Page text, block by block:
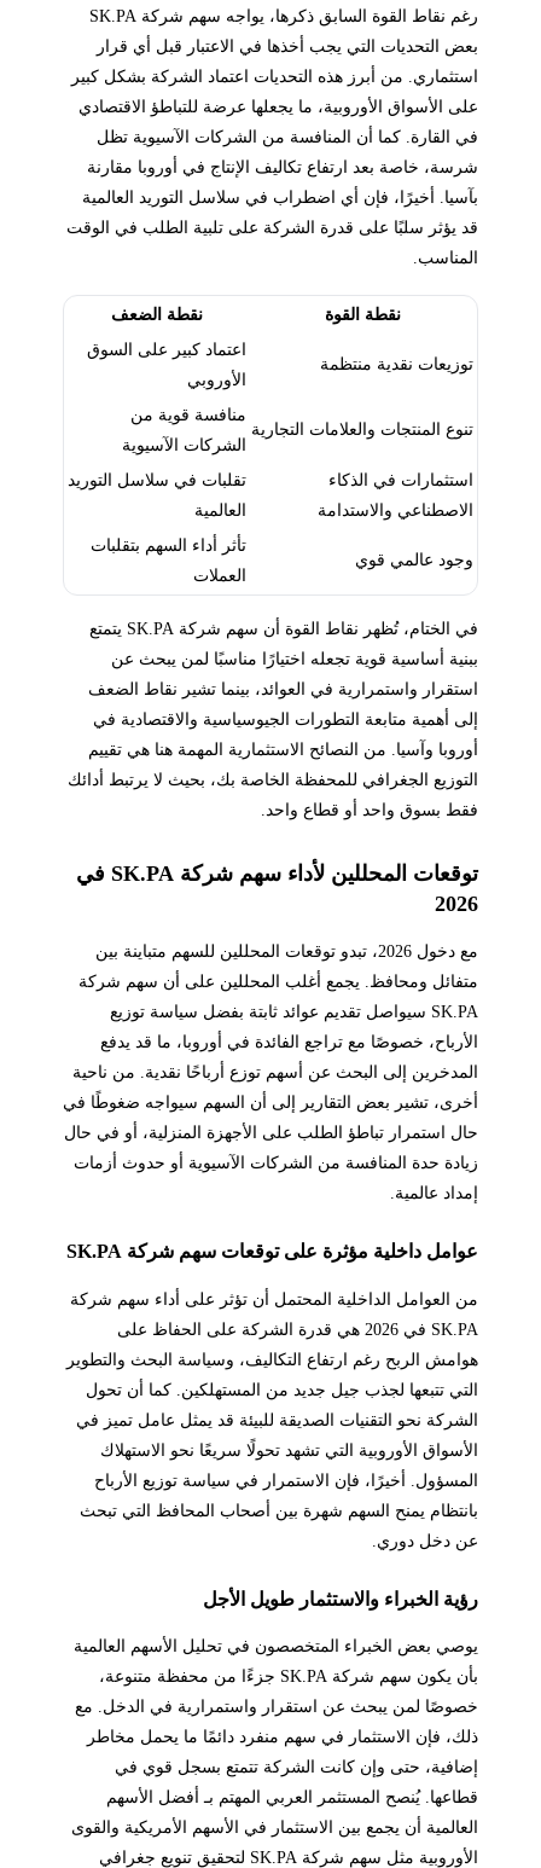
رغم نقاط القوة السابق ذكرها، يواجه سهم شركة SK.PA
بعض التحديات التي يجب أخذها في الاعتبار قبل أي قرار
استثماري. من أبرز هذه التحديات اعتماد الشركة بشكل كبير
على الأسواق الأوروبية، ما يجعلها عرضة للتباطؤ الاقتصادي
في القارة. كما أن المنافسة من الشركات الآسيوية تظل
شرسة، خاصة بعد ارتفاع تكاليف الإنتاج في أوروبا مقارنة
بآسيا. أخيرًا، فإن أي اضطراب في سلاسل التوريد العالمية
قد يؤثر سلبًا على قدرة الشركة على تلبية الطلب في الوقت
المناسب.
نقطة القوة نقطة الضعف
توزيعات نقدية منتظمة
اعتماد كبير على السوق
الأوروبي
تنوع المنتجات والعلامات التجارية
منافسة قوية من
الشركات الآسيوية
استثمارات في الذكاء
الاصطناعي والاستدامة
تقلبات في سلاسل التوريد
العالمية
وجود عالمي قوي
تأثر أداء السهم بتقلبات
العملات
في الختام، تُظهر نقاط القوة أن سهم شركة SK.PA يتمتع
ببنية أساسية قوية تجعله اختيارًا مناسبًا لمن يبحث عن
استقرار واستمرارية في العوائد، بينما تشير نقاط الضعف
إلى أهمية متابعة التطورات الجيوسياسية والاقتصادية في
أوروبا وآسيا. من النصائح الاستثمارية المهمة هنا هي تقييم
التوزيع الجغرافي للمحفظة الخاصة بك، بحيث لا يرتبط أدائك
فقط بسوق واحد أو قطاع واحد.
توقعات المحللين لأداء سهم شركة SK.PA في
2026
مع دخول 2026، تبدو توقعات المحللين للسهم متباينة بين
متفائل ومحافظ. يجمع أغلب المحللين على أن سهم شركة
SK.PA سيواصل تقديم عوائد ثابتة بفضل سياسة توزيع
الأرباح، خصوصًا مع تراجع الفائدة في أوروبا، ما قد يدفع
المدخرين إلى البحث عن أسهم توزع أرباحًا نقدية. من ناحية
أخرى، تشير بعض التقارير إلى أن السهم سيواجه ضغوطًا في
حال استمرار تباطؤ الطلب على الأجهزة المنزلية، أو في حال
زيادة حدة المنافسة من الشركات الآسيوية أو حدوث أزمات
إمداد عالمية.
عوامل داخلية مؤثرة على توقعات سهم شركة SK.PA
من العوامل الداخلية المحتمل أن تؤثر على أداء سهم شركة
SK.PA في 2026 هي قدرة الشركة على الحفاظ على
هوامش الربح رغم ارتفاع التكاليف، وسياسة البحث والتطوير
التي تتبعها لجذب جيل جديد من المستهلكين. كما أن تحول
الشركة نحو التقنيات الصديقة للبيئة قد يمثل عامل تميز في
الأسواق الأوروبية التي تشهد تحولًا سريعًا نحو الاستهلاك
المسؤول. أخيرًا، فإن الاستمرار في سياسة توزيع الأرباح
بانتظام يمنح السهم شهرة بين أصحاب المحافظ التي تبحث
عن دخل دوري.
رؤية الخبراء والاستثمار طويل الأجل
يوصي بعض الخبراء المتخصصون في تحليل الأسهم العالمية
بأن يكون سهم شركة SK.PA جزءًا من محفظة متنوعة،
خصوصًا لمن يبحث عن استقرار واستمرارية في الدخل. مع
ذلك، فإن الاستثمار في سهم منفرد دائمًا ما يحمل مخاطر
إضافية، حتى وإن كانت الشركة تتمتع بسجل قوي في
قطاعها. يُنصح المستثمر العربي المهتم بـ أفضل الأسهم
العالمية أن يجمع بين الاستثمار في الأسهم الأمريكية والقوى
الأوروبية مثل سهم شركة SK.PA لتحقيق تنويع جغرافي